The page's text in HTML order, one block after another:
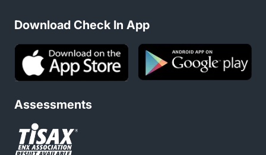
Download Check In App
Assessments